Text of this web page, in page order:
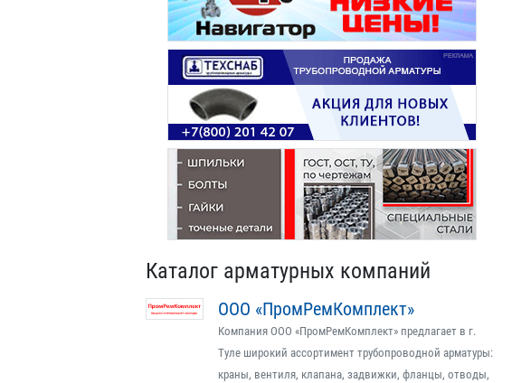
Каталог арматурных компаний
ООО «ПромРемКомплект»
Компания ООО «ПромРемКомплект» предлагает в г.
Туле широкий ассортимент трубопроводной арматуры:
краны, вентиля, клапана, задвижки, фланцы, отводы,